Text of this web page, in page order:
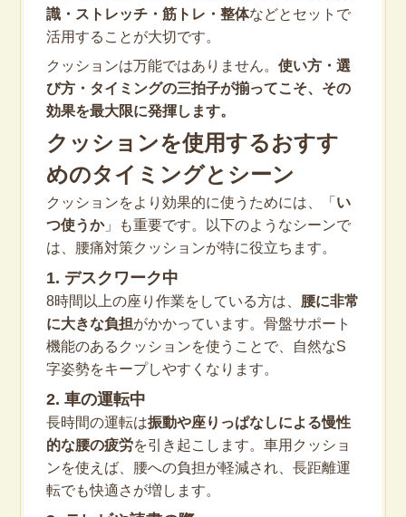
識・ストレッチ・筋トレ・整体などとセットで
活用することが大切です。
クッションは万能ではありません。 使い方・選
び方・タイミングの三拍子が揃ってこそ、その
効果を最大限に発揮します。
クッションを使用するおすす
めのタイミングとシーン
クッションをより効果的に使うためには、「 い
つ使うか」も重要です。以下のようなシーンで
は、腰痛対策クッションが特に役立ちます。
1. デスクワーク中
8時間以上の座り作業をしている方は、 腰に非常
に大きな負担がかかっています。骨盤サポート
機能のあるクッションを使うことで、自然なS
字姿勢をキープしやすくなります。
2. 車の運転中
長時間の運転は振動や座りっぱなしによる慢性
的な腰の疲労を引き起こします。車用クッショ
ンを使えば、腰への負担が軽減され、長距離運
転でも快適さが増します。